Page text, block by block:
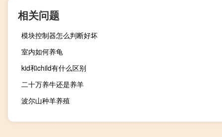
相关问题
模块控制器怎么判断好坏
室内如何养龟
kid和child有什么区别
二十万养牛还是养羊
波尔山种羊养殖